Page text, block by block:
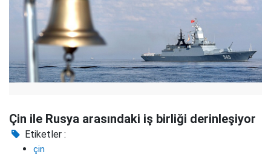
Çin ile Rusya arasındaki iş birliği derinleşiyor
Etiketler :
çin